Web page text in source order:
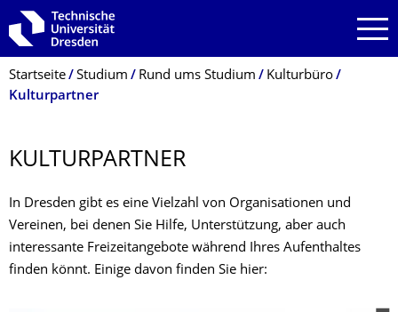
Zur Hauptnavigation springen
Zur Suche springen
Zum Inhalt springen
Breadcrumb-Menü
Startseite Studium Rund ums Studium
Kulturbüro
Kulturpartner
KULTURPARTNER
In Dresden gibt es eine Vielzahl von Organisationen und
Vereinen, bei denen Sie Hilfe, Unterstützung, aber auch
interessante Freizeitangebote während Ihres Aufenthaltes
finden könnt. Einige davon finden Sie hier: